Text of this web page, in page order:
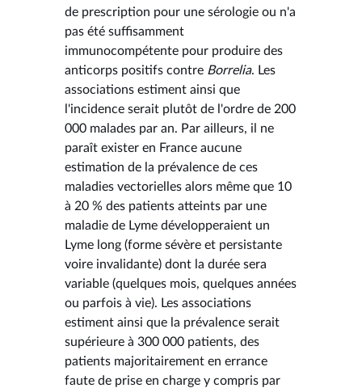
de prescription pour une sérologie ou n'a
pas été suffisamment
immunocompétente pour produire des
anticorps positifs contre Borrelia. Les
associations estiment ainsi que
l'incidence serait plutôt de l'ordre de 200
000 malades par an. Par ailleurs, il ne
paraît exister en France aucune
estimation de la prévalence de ces
maladies vectorielles alors même que 10
à 20 % des patients atteints par une
maladie de Lyme développeraient un
Lyme long (forme sévère et persistante
voire invalidante) dont la durée sera
variable (quelques mois, quelques années
ou parfois à vie). Les associations
estiment ainsi que la prévalence serait
supérieure à 300 000 patients, des
patients majoritairement en errance
faute de prise en charge y compris par